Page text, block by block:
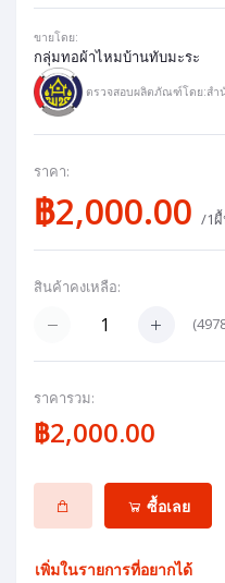
ขายโดย:
กลุ่มทอผ้าไหมบ้านทับมะระ
ตรวจสอบผลิตภัณฑ์โดย:สำ
ราคา:
฿2,000.00 /1
สินค้าคงเหลือ:
(
ราคารวม:
฿2,000.00
ซื้อเลย
เพิ่มในรายการที่อยากได้